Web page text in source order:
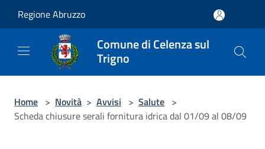
Regione Abruzzo
Comune di Celenza sul
Trigno
Home > Novità > Avvisi > Salute >
Scheda chiusure serali fornitura idrica dal 01/09 al 08/09